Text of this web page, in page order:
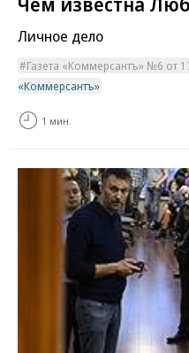
Личное дело
Газета «Коммерсантъ» №6 от
«Коммерсантъ»
1 мин.